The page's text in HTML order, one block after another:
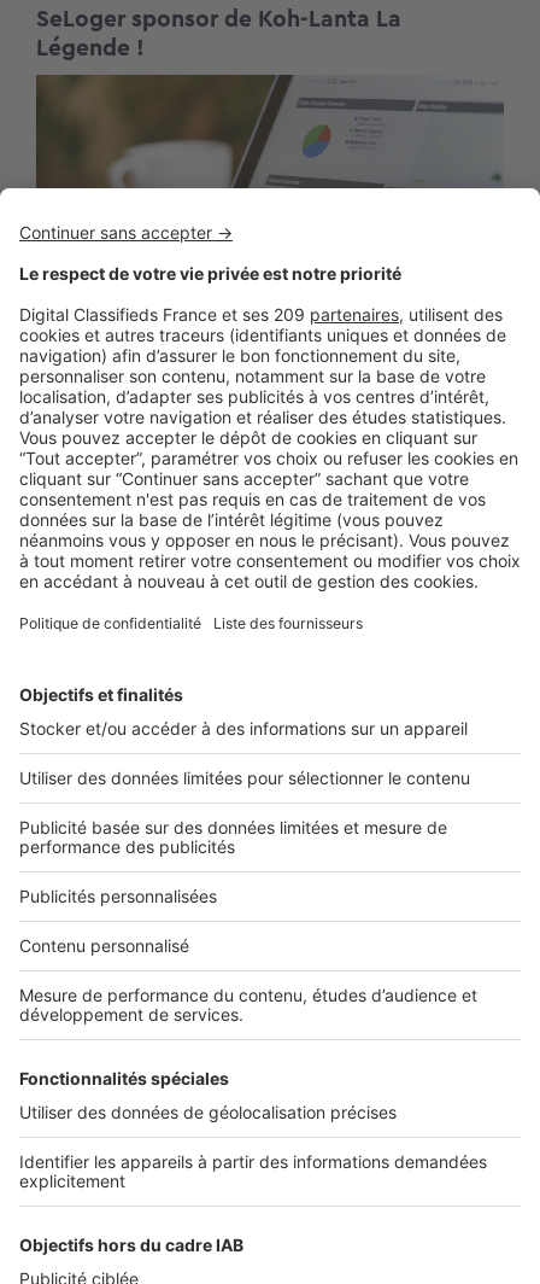
SeLoger sponsor de Koh-Lanta La
Légende !
LE MARCHÉ
BAROMÈTRE LPI-SELOGER juillet : les
tendances des marchés immobiliers à
fin juin 2021
1 2 3 … 14
2 rue des Italiens 75009 Paris
01 53 38 80 00
Nos solutions pro
Actualités pro
Nous contacter